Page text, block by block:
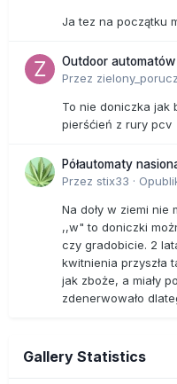
Ja tez na początku
Outdoor
Przez
To nie doniczka jak
pierśćień z rury pcv
Półautomaty
Przez stix33 ·
Na doły w ziemi nie
,,w" to doniczki
czy gradobicie. 2
kwitnienia przyszła
jak zboże, a miały
zdenerwowało
Gallery Statistics